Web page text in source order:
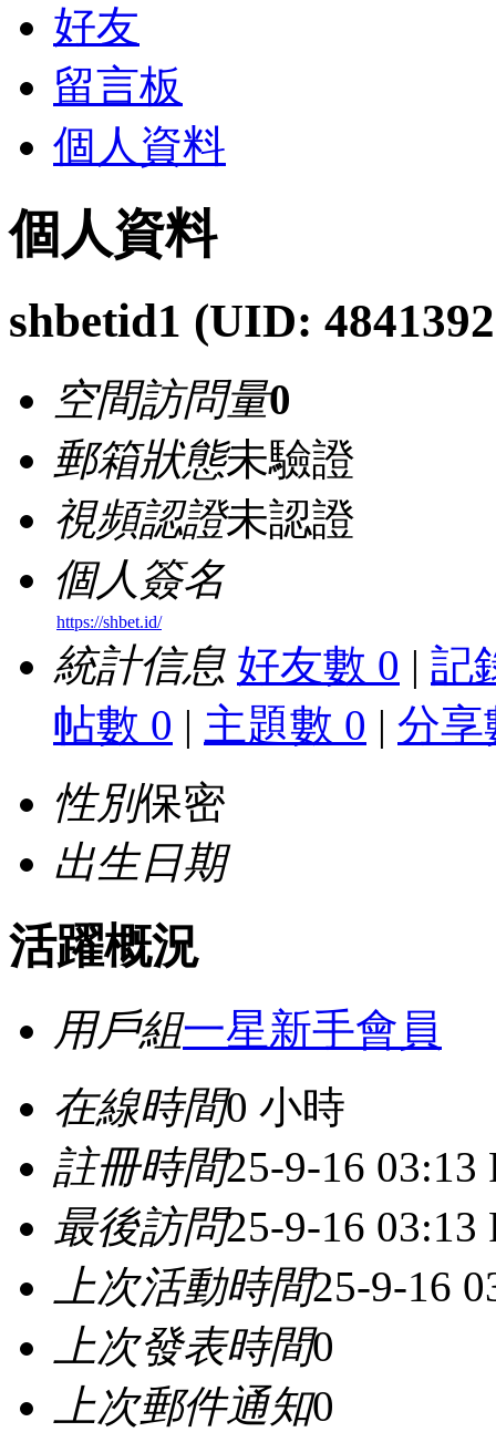
好友
留言板
個人資料
個人資料
shbetid1 (UID:
空間訪問量0
郵箱狀態未驗證
視頻認證未認證
個人簽名
https://shbet.id/
統計信息 好友數 0 | 記
帖數 0 | 主題數 0 | 分享
性別保密
出生日期
活躍概況
用戶組一星新手會員
在線時間0 小時
註冊時間25-9-16 03:13
最後訪問25-9-16 03:13
上次活動時間25-9-16
上次發表時間0
上次郵件通知0